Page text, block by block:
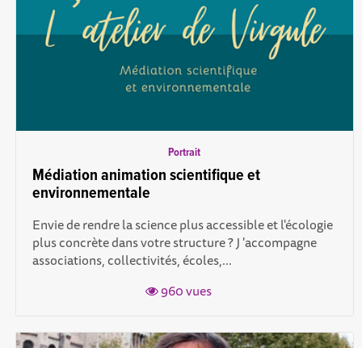
Portrait
Médiation animation scientifique et
environnementale
Envie de rendre la science plus accessible et l'écologie
plus concrète dans votre structure ? J 'accompagne
associations, collectivités, écoles,...
960 vues